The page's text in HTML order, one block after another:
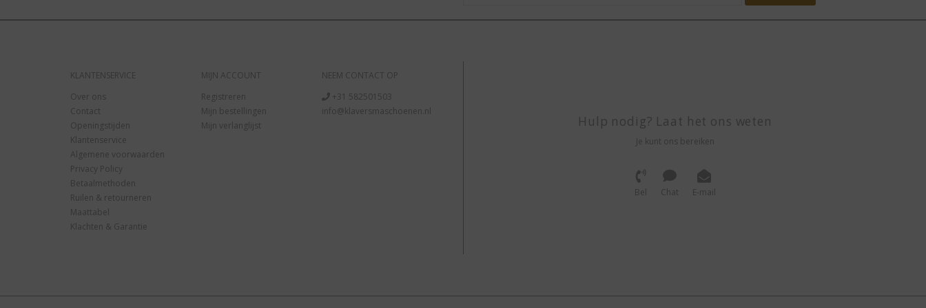
KLANTENSERVICE
Over ons
Contact
Openingstijden
Klantenservice
Algemene voorwaarden
Privacy Policy
Betaalmethoden
Ruilen & retourneren
Maattabel
Klachten & Garantie
MIJN ACCOUNT
Registreren
Mijn bestellingen
Mijn verlanglijst
NEEM CONTACT OP
+31 582501503
info@klaversmaschoenen.nl
Hulp nodig? Laat het ons weten
Je kunt ons bereiken
Bel Chat E-mail